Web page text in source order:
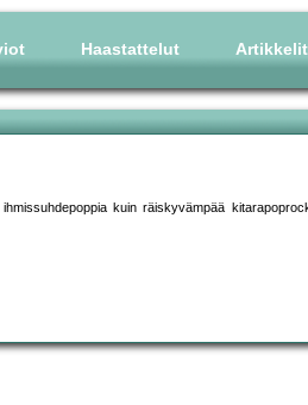
Haastattelut Artikkelit
kuin räiskyvämpää